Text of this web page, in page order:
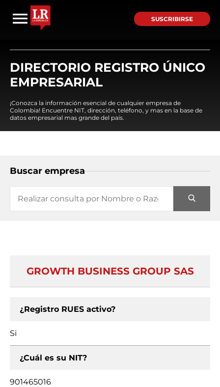
SUSCRIBIRSE
DIRECTORIO REGISTRO ÚNICO
EMPRESARIAL
¡Conozca la información esencial de cualquier empresa de
Colombia! Encuentre NIT, dirección, teléfono, y mas en la base de
datos empresarial mas grande del país.
Buscar empresa
GROWTH BUSINESS GROUP SAS
¿Registro RUES activo?
Si
¿Cuál es su NIT?
901465016